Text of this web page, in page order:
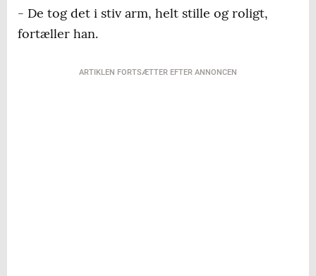
- De tog det i stiv arm, helt stille og roligt,
fortæller han.
ARTIKLEN FORTSÆTTER EFTER ANNONCEN